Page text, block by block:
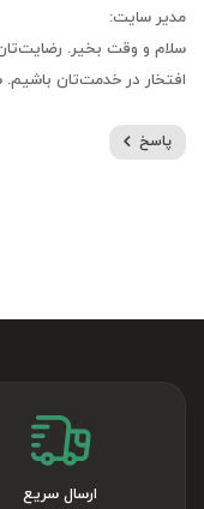
مدیر سایت:
سلام و وقت بخیر.
افتخار در خدمت‌تان
پاسخ
ارسال سریع